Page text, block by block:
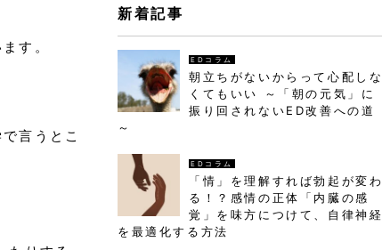
す。
言うとこ
新着記事
EDコラム
朝立ちがないからって心配しな
くてもいい ～「朝の元気」に
振り回されないED改善への道
～
EDコラム
「情」を理解すれば勃起が変わ
る！？感情の正体「内臓の感
覚」を味方につけて、自律神経
を最適化する方法